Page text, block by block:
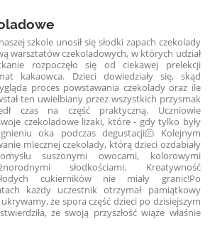
szkole unosił się słodki zapach czekolady
warsztatów czekoladowych, w których udział
rozpoczęło się od ciekawej prelekcji
kakaowca. Dzieci dowiedziały się, skąd
proces powstawania czekolady oraz ile
ten uwielbiany przez wszystkich przysmak
czas na część praktyczną. Uczniowie
czekoladowe lizaki, które - gdy tylko były
oka podczas degustacji🫠 Kolejnym
mlecznej czekolady, którą dzieci ozdabiały
suszonymi owocami, kolorowymi
słodkościami. Kreatywność
cukierników nie miały granic!Po
każdy uczestnik otrzymał pamiątkowy
że spora część dzieci po dzisiejszym
że swoją przyszłość wiąże właśnie